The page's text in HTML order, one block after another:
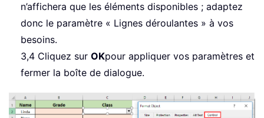
n’affichera que les éléments disponibles ; adaptez
donc le paramètre « Lignes déroulantes » à vos
besoins.
3,4 Cliquez sur OKpour appliquer vos paramètres et
fermer la boîte de dialogue.